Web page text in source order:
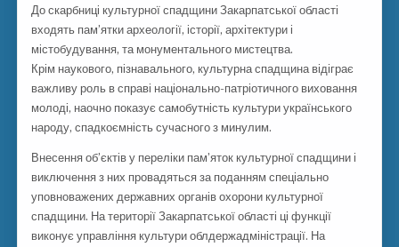
До скарбниці культурної спадщини Закарпатської області
входять пам’ятки археології, історії, архітектури і
містобудування, та монументального мистецтва.
Крім наукового, пізнавального, культурна спадщина відіграє
важливу роль в справі національно-патріотичного виховання
молоді, наочно показує самобутність культури українського
народу, спадкоємність сучасного з минулим.
Внесення об’єктів у переліки пам’яток культурної спадщини і
виключення з них провадяться за поданням спеціально
уповноважених державних органів охорони культурної
спадщини. На території Закарпатської області ці функції
виконує управління культури облдержадміністрації. На